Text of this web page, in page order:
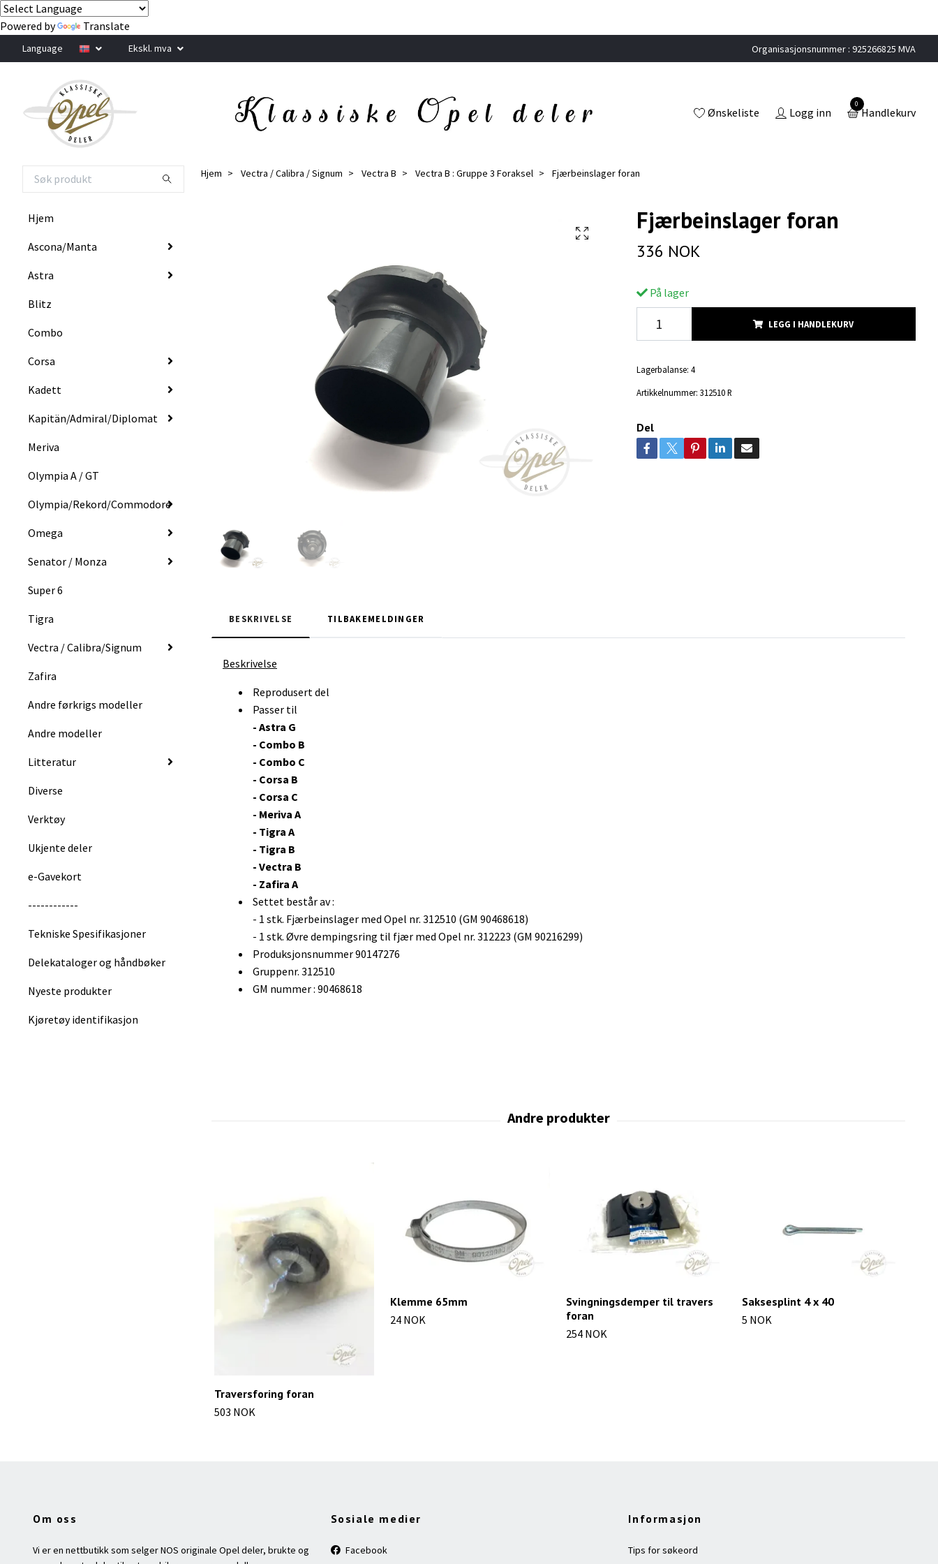
Powered by Translate
Language Ekskl. mva Organisasjonsnummer : 925266825 MVA
Ønskeliste Logg inn
0
Handlekurv
Hjem
Ascona/Manta
Astra
Blitz
Combo
Corsa
Kadett
Kapitän/Admiral/Diplomat
Meriva
Olympia A / GT
Olympia/Rekord/Commodore
Omega
Senator / Monza
Super 6
Tigra
Vectra / Calibra/Signum
Zafira
Andre førkrigs modeller
Andre modeller
Litteratur
Diverse
Verktøy
Ukjente deler
e-Gavekort
------------
Tekniske Spesifikasjoner
Delekataloger og håndbøker
Nyeste produkter
Kjøretøy identifikasjon
Hjem Vectra / Calibra / Signum Vectra B Vectra B : Gruppe 3 Foraksel Fjærbeinslager foran
Fjærbeinslager foran
336 NOK
På lager
LEGG I HANDLEKURV
Lagerbalanse: 4
Artikkelnummer: 312510 R
Del
BESKRIVELSE TILBAKEMELDINGER
Beskrivelse
Reprodusert del
Passer til
- Astra G
- Combo B
- Combo C
- Corsa B
- Corsa C
- Meriva A
- Tigra A
- Tigra B
- Vectra B
- Zafira A
Settet består av :
- 1 stk. Fjærbeinslager med Opel nr. 312510 (GM 90468618)
- 1 stk. Øvre dempingsring til fjær med Opel nr. 312223 (GM 90216299)
Produksjonsnummer 90147276
Gruppenr. 312510
GM nummer : 90468618
Traversforing foran
503 NOK
Klemme 65mm
24 NOK
Svingningsdemper til travers
foran
254 NOK
Saksesplint 4 x 40
5 NOK
Om oss
Vi er en nettbutikk som selger NOS originale Opel deler, brukte og
Sosiale medier
Facebook
Informasjon
Tips for søkeord